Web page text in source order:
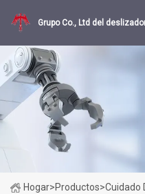
Grupo Co., Ltd del
Hogar>Productos>Cuidado